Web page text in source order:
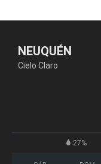
NEUQUÉN
Cielo Claro
27%